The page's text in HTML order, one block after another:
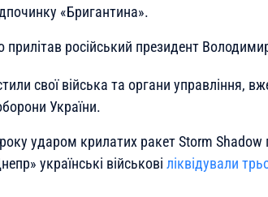
«Бригантина».
прилітав російський президент
свої війська та органи управління,
України.
ударом крилатих ракет Storm
українські військові ліквідували